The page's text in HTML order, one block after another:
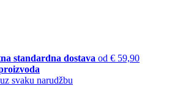
standardna dostava od € 59,90
svaku narudžbu